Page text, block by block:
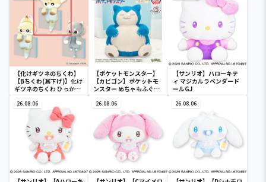
【化けギツネのちくわ】
【Bちくわ(耳下げ)】化け
ギツネのちくわ ひっかけ
【ポケットモンスター】
【カビゴン】ポケットモ
ンスター めちゃもふぐっ
ぐるみ～カビゴン～
【サンリオ】ハローキテ
ィ マジカルラベンダード
ールGJ
26.08.06 26.08.06 26.08.06